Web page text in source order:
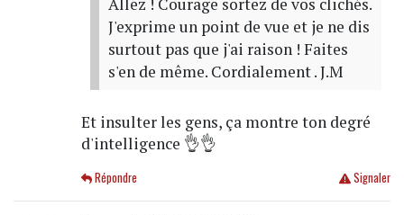
Allez ! Courage sortez de vos clichés.
J'exprime un point de vue et je ne dis
surtout pas que j'ai raison ! Faites
s'en de même. Cordialement . J.M
Et insulter les gens, ça montre ton degré
d'intelligence 👌👌
Signaler
Répondre